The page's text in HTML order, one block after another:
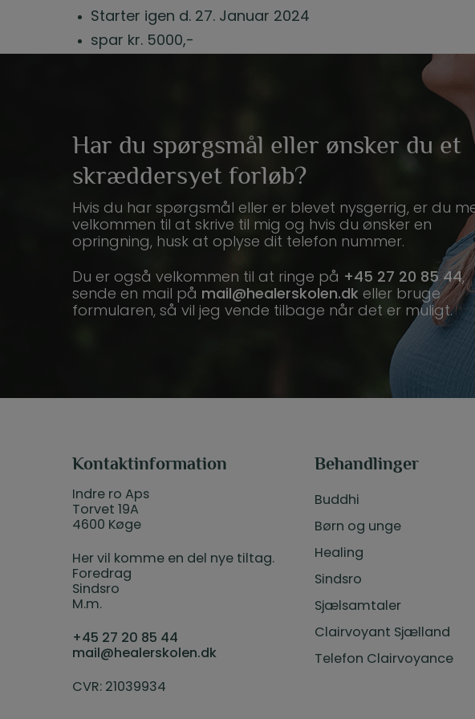
Starter igen d. 27. Januar 2024
spar kr. 5000,-
Har du spørgsmål eller ønsker du et
skræddersyet forløb?
Hvis du har spørgsmål eller er blevet nysgerrig, er du
velkommen til at skrive til mig og hvis du ønsker en
opringning, husk at oplyse dit telefon nummer.
Du er også velkommen til at ringe på +45 27 20 85 44,
sende en mail på mail@healerskolen.dk eller bruge
formularen, så vil jeg vende tilbage når det er muligt.
Kontaktinformation
Indre ro Aps
Torvet 19A
4600 Køge
Her vil komme en del nye tiltag.
Foredrag
Sindsro
M.m.
+45 27 20 85 44
mail@healerskolen.dk
CVR: 21039934
Behandlinger
Buddhi
Børn og unge
Healing
Sindsro
Sjælsamtaler
Clairvoyant Sjælland
Telefon Clairvoyance